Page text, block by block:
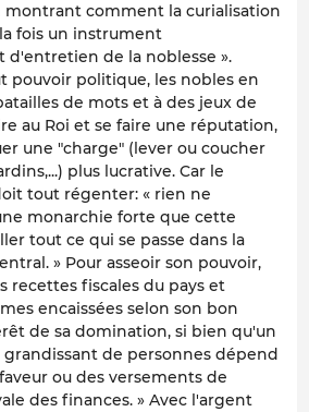
montrant comment la curialisation
fois un instrument
d'entretien de la noblesse ».
pouvoir politique, les nobles en
de mots et à des jeux de
au Roi et se faire une réputation,
une "charge" (lever ou coucher
plus lucrative. Car le
tout régenter: « rien ne
monarchie forte que cette
tout ce qui se passe dans la
» Pour asseoir son pouvoir,
recettes fiscales du pays et
encaissées selon son bon
de sa domination, si bien qu'un
grandissant de personnes dépend
ou des versements de
des finances. » Avec l'argent